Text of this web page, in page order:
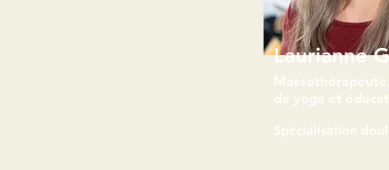
Spécialisation
de yoga et
Laurianne